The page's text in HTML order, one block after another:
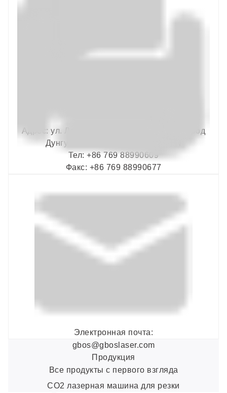
Адрес: ул. Ляньшэн, д. 1, город Хунмэй, город
Дунгуань, провинция Гуандун. CN
Тел: +86 769 88990609
Факс: +86 769 88990677
Электронная почта:
gbos@gboslaser.com
Продукция
Все продукты с первого взгляда
CO2 лазерная машина для резки